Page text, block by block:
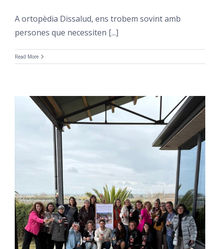
A ortopèdia Dissalud, ens trobem sovint amb
persones que necessiten [...]
Read More